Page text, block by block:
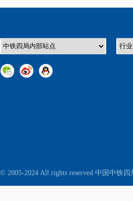
© 2005-2024 All rights reserved 中国中铁